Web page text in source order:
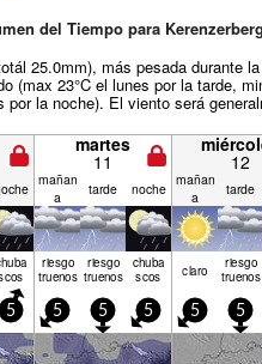
del Tiempo para
25.0mm), más pesada durante
(max 23°C el lunes por la tarde,
por la noche). El viento será
martes
11 12
mañan
a
tarde noche mañan
a
tarde
riesgo
truenos
riesgo
truenos
chuba
scos claro riesgo
truenos
5 5 5 5 5 5